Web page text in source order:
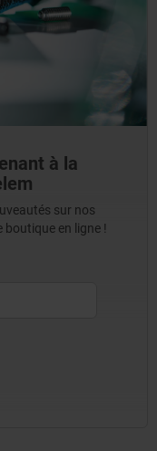
à la
sur nos
en ligne !